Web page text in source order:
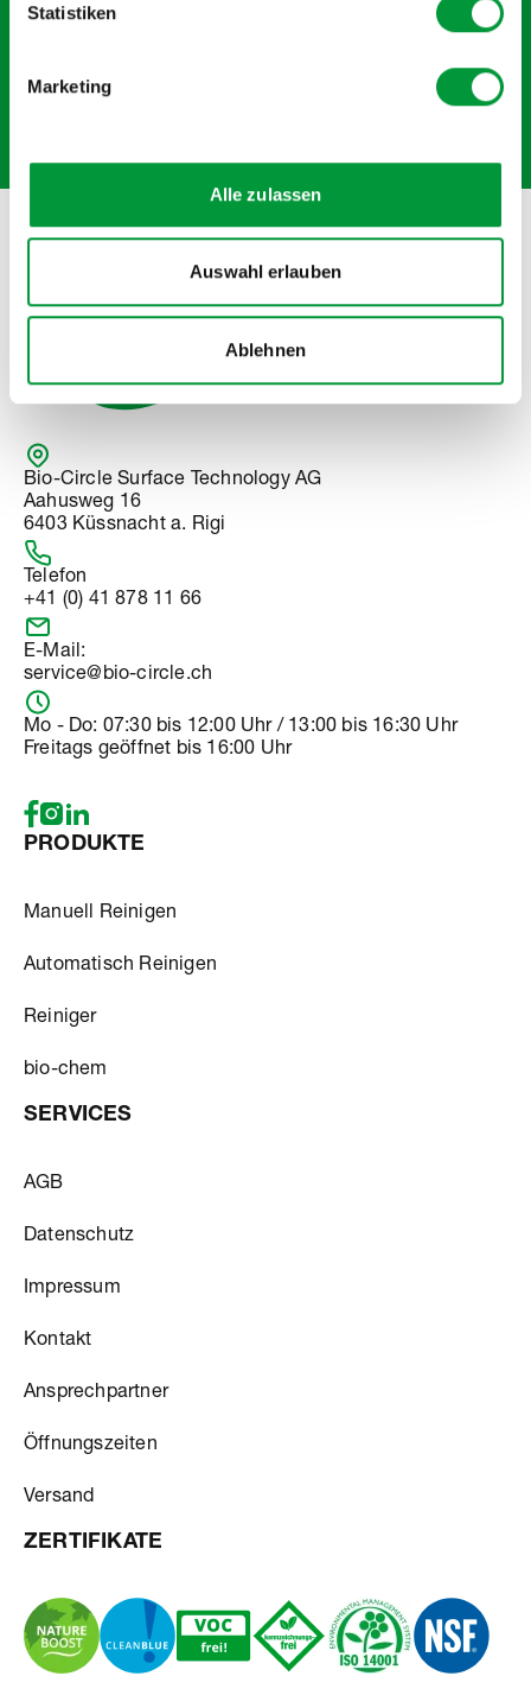
Statistiken
Marketing
Alle zulassen
Auswahl erlauben
Ablehnen
Abonnieren Sie den kostenlosen Newsletter und
ABONNIEREN
Verkauf nur an gewerbliche Kunden
Bio-Circle Surface Technology AG
Aahusweg 16
6403 Küssnacht a. Rigi
Telefon
+41 (0) 41 878 11 66
E-Mail:
service@bio-circle.ch
Mo - Do: 07:30 bis 12:00 Uhr / 13:00 bis 16:30 Uhr
Freitags geöffnet bis 16:00 Uhr
PRODUKTE
Manuell Reinigen
Automatisch Reinigen
Reiniger
bio-chem
SERVICES
AGB
Datenschutz
Impressum
Kontakt
Ansprechpartner
Öffnungszeiten
Versand
ZERTIFIKATE